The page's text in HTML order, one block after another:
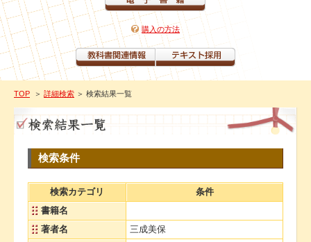
購入の方法
TOP ＞ 詳細検索 ＞ 検索結果一覧
検索条件
検索カテゴリ
条件
書籍名
著者名
三成美保